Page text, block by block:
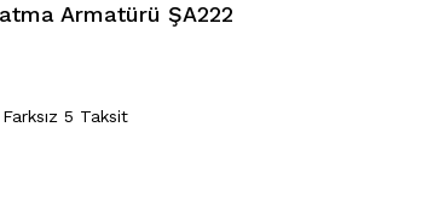
Armatürü ŞA222
5 Taksit